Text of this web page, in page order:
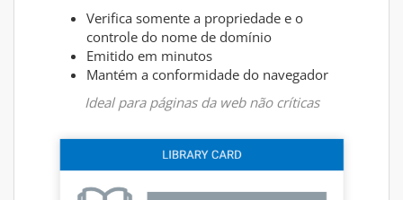
Verifica somente a propriedade e o
controle do nome de domínio
Emitido em minutos
Mantém a conformidade do navegador
Ideal para páginas da web não críticas